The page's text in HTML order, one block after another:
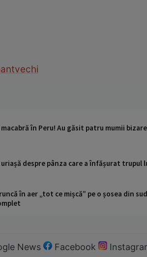
vechi
în Peru! Au găsit patru mumii
despre pânza care a înfășurat trupul
în aer „tot ce mișcă” pe o șosea din
News Facebook